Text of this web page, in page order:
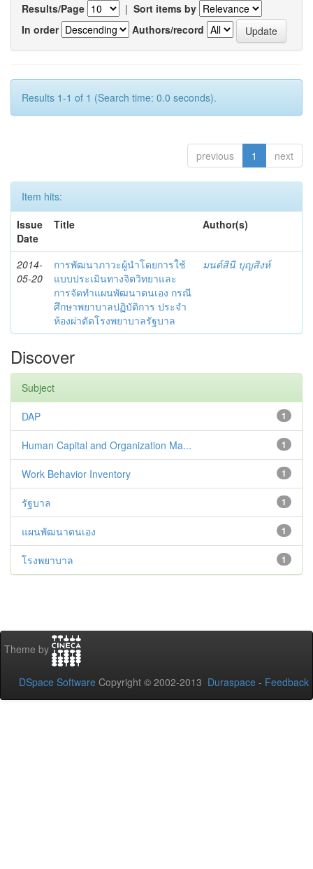
Results/Page | Sort items by
In order
Authors/record
Results 1-1 of 1 (Search time: 0.0 seconds).
previous 1 next
Item hits:
Issue
Date
Title Author(s)
2014-
05-20
การพัฒนาภาวะผู้นำโดยการใช้
แบบประเมินทางจิตวิทยาและ
การจัดทำแผนพัฒนาตนเอง กรณี
ศึกษาพยาบาลปฏิบัติการ ประจำ
ห้องผ่าตัดโรงพยาบาลรัฐบาล
มนต์สินี บุญสิงห์
Discover
Subject
1
DAP
1
Human Capital and Organization Ma...
1
Work Behavior Inventory
1
รัฐบาล
1
แผนพัฒนาตนเอง
1
โรงพยาบาล
Theme by
DSpace Software Copyright © 2002-2013 Duraspace - Feedback